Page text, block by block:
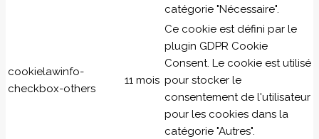
catégorie "Nécessaire".
cookielawinfo-
checkbox-others
11 mois
Ce cookie est défini par le
plugin GDPR Cookie
Consent. Le cookie est utilisé
pour stocker le
consentement de l'utilisateur
pour les cookies dans la
catégorie "Autres".